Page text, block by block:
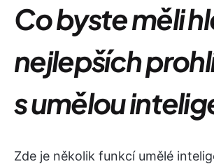
Co byste měli
nejlepších
s umělou
Zde je několik funkcí umělé